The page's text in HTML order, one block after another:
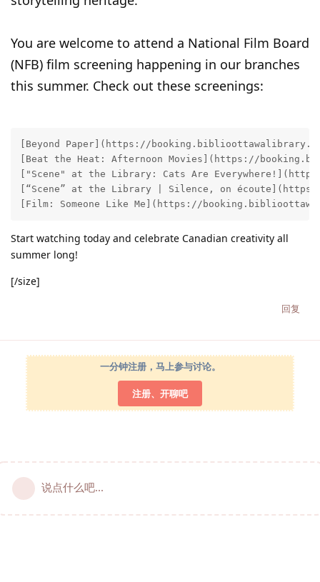
You are welcome to attend a National Film Board
(NFB) film screening happening in our branches
this summer. Check out these screenings:
[Beyond Paper](https://
[Beat the Heat: Afternoon Movies](https://
["Scene" at the Library: Cats Are
[“Scene” at the Library | Silence, on écoute](https://
[Film: Someone Like Me](https://
Start watching today and celebrate Canadian creativity all
summer long!
[/size]
回复
一分钟注册，马上参与讨论。
注册、开聊吧
说点什么吧...